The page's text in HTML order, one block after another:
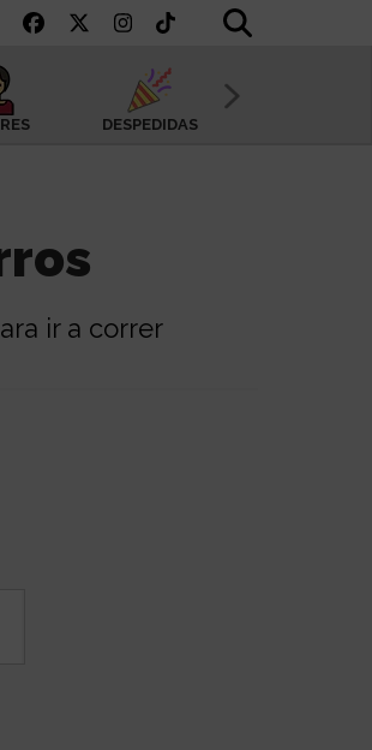
DESPEDIDAS
ir a correr